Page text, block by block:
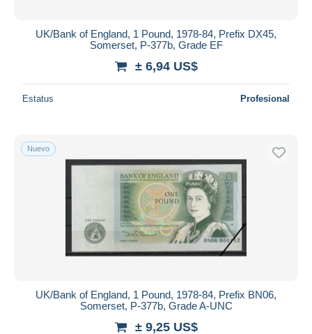
UK/Bank of England, 1 Pound, 1978-84, Prefix DX45,
Somerset, P-377b, Grade EF
± 6,94 US$
Estatus Profesional
Nuevo
UK/Bank of England, 1 Pound, 1978-84, Prefix BN06,
Somerset, P-377b, Grade A-UNC
± 9,25 US$